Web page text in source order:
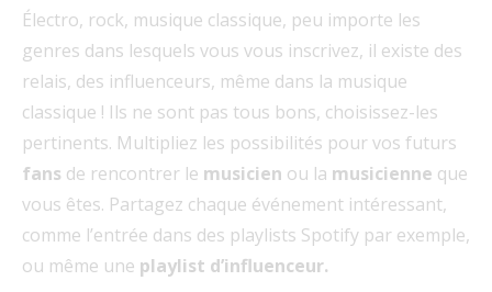
Électro, rock, musique classique, peu importe les
genres dans lesquels vous vous inscrivez, il existe des
relais, des influenceurs, même dans la musique
classique ! Ils ne sont pas tous bons, choisissez-les
pertinents. Multipliez les possibilités pour vos futurs
fans de rencontrer le musicien ou la musicienne que
vous êtes. Partagez chaque événement intéressant,
comme l’entrée dans des playlists Spotify par exemple,
ou même une playlist d’influenceur.